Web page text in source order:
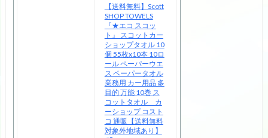
【送料無料】Scott
SHOP TOWELS
『★エコ スコッ
ト』 スコットカー
ショップタオル 10
個 55枚x10本 10ロ
ール ペーパーウエ
ス ペーパータオル
業務用 カー用品 多
目的 万能 10巻 ス
コットタオル カ
ーショップ コスト
コ 通販【送料無料
対象外地域あり】